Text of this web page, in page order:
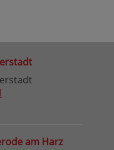
am Harz